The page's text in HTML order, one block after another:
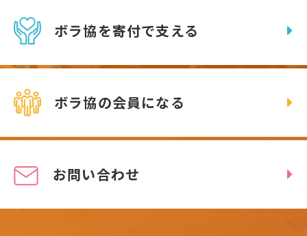
ボラ協を寄付で支える
ボラ協の会員になる
お問い合わせ